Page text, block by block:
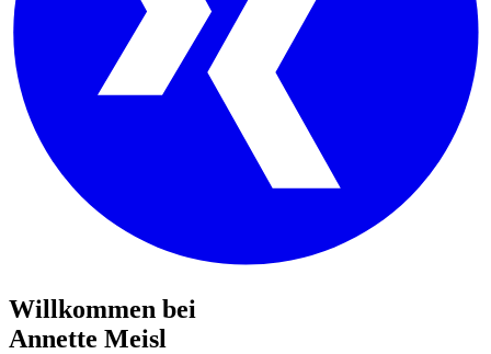
Willkommen bei
Annette Meisl